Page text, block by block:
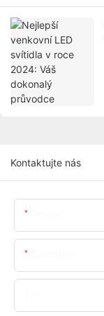
Kontaktujte nás